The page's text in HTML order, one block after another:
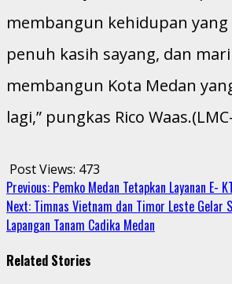
membangun kehidupan
penuh kasih sayang, dan
membangun Kota Medan
lagi,” pungkas Rico
Post Views: 473
Continue
Reading
Previous: Pemko Medan Tetapkan Layanan E-
Next: Timnas Vietnam dan Timor Leste Gelar
Lapangan Tanam Cadika Medan
Related Stories